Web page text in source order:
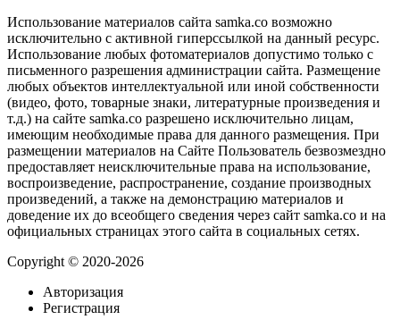
Использование материалов сайта samka.co возможно
исключительно с активной гиперссылкой на данный ресурс.
Использование любых фотоматериалов допустимо только с
письменного разрешения администрации сайта. Размещение
любых объектов интеллектуальной или иной собственности
(видео, фото, товарные знаки, литературные произведения и
т.д.) на сайте samka.co разрешено исключительно лицам,
имеющим необходимые права для данного размещения. При
размещении материалов на Сайте Пользователь безвозмездно
предоставляет неисключительные права на использование,
воспроизведение, распространение, создание производных
произведений, а также на демонстрацию материалов и
доведение их до всеобщего сведения через сайт samka.co и на
официальных страницах этого сайта в социальных сетях.
Copyright © 2020-2026
Авторизация
Регистрация